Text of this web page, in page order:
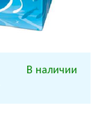
В наличии